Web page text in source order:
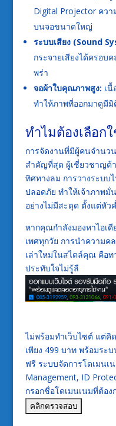
Digital Projector คว
บนจอขนาดใหญ่
ระบบเสียง (Sound
กระจายเสียงได้ครอบ
พร่า
จอผ้าใบคุณภาพสูง: เ
ทำให้ภาพที่ออกมาดูมีมิ
ทำไมต้องเลือก
การจัดงานที่มีผู้คนจำนว
สำคัญที่สุด ผู้เชี่ยวชาญด้
ทิศทางลม การวางระบบ
ปลอดภัย ทำให้เจ้าภาพมั่
อย่างไม่มีสะดุด ตั้งแต่หั
หากคุณกำลังมองหาไอเ
เพศทุกวัย การนำความค
เล่าใหม่ในสไตล์คุณ คือท
ประทับใจไม่รู้ลื
ไม่พร้อมทำเว็บไซต์ แต่คิ
เพียง 499 บาท พร้อมระ
ฟรี ระบบจัดการโดเมนเ
Management, ID
กรอกชื่อโดเมนเนมที่ต้อง